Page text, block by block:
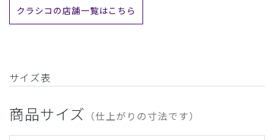
クラシコの店舗一覧はこちら
サイズ表
商品サイズ （仕上がりの寸法です）